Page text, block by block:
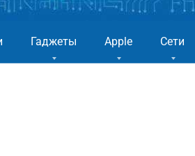
Гаджеты Apple Сети